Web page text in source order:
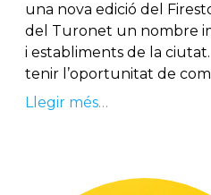
una nova edició del
del Turonet un nombre
i establiments de la
tenir l’oportunitat de
Llegir més…